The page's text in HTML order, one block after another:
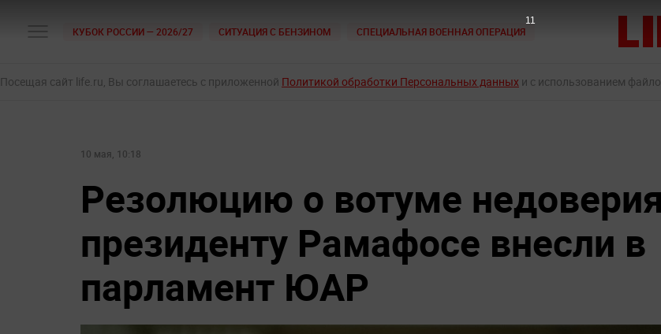
КУБОК РОССИИ — 2026/27 СИТУАЦИЯ С БЕНЗИНОМ СПЕЦИАЛЬНАЯ ВОЕННАЯ ОПЕРАЦИЯ
Посещая сайт life.ru, Вы соглашаетесь с приложенной Политикой обработки Персональных данных и с использованием
10 мая, 10:18
Резолюцию о вотуме недоверия
президенту Рамафосе внесли в
парламент ЮАР
10